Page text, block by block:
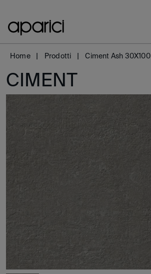
Home Prodotti Ciment Ash 30X100
CIMENT